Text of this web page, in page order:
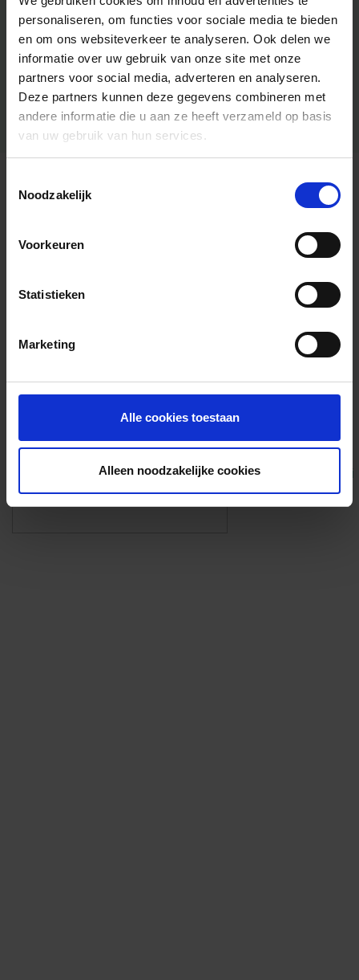
personaliseren, om functies voor sociale media te bieden
en om ons websiteverkeer te analyseren. Ook delen we
informatie over uw gebruik van onze site met onze
partners voor social media, adverteren en analyseren.
Deze partners kunnen deze gegevens combineren met
andere informatie die u aan ze heeft verzameld op basis
van uw gebruik van hun services.
Noodzakelijk
Voorkeuren
Statistieken
Marketing
Alle cookies toestaan
Alleen noodzakelijke cookies
Algemene informatie
Foto’s ({{photos.length}})
Eigen foto’s